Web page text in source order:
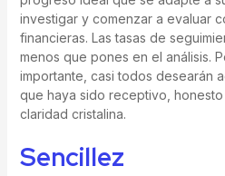
investigar y comenzar a evaluar
financieras. Las tasas de
menos que pones en el análisis.
importante, casi todos desearán
que haya sido receptivo,
claridad cristalina.
Sencillez